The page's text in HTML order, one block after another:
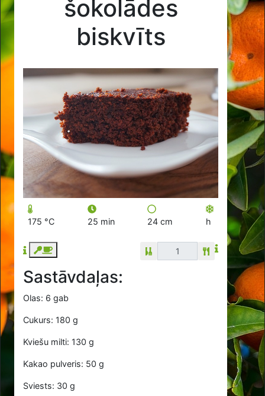
šokolādes
biskvīts
175 °C 25 min 24 cm h
Sastāvdaļas:
Olas: 6 gab
Cukurs: 180 g
Kviešu milti: 130 g
Kakao pulveris: 50 g
Sviests: 30 g